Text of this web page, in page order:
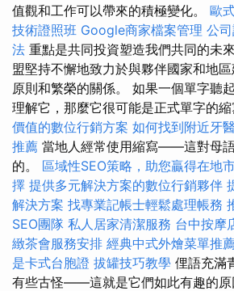
值觀和工作可以帶來的積極變化。 歐
技術證照班 Google商家檔案管理 公
法 重點是共同投資塑造我們共同的未
盟堅持不懈地致力於與夥伴國家和地
原則和繁榮的關係。 如果一個單字聽
理解它，那麼它很可能是正式單字的縮
價值的數位行銷方案 如何找到附近牙
推薦 當地人經常使用縮寫——這對母
的。 區域性SEO策略，助您贏得在地
擇 提供多元解決方案的數位行銷夥伴
解決方案 找專業記帳士輕鬆處理帳務
SEO團隊 私人居家清潔服務 台中按摩
緻茶會服務安排 經典中式外燴菜單推
是卡式台胞證 拔罐技巧教學 俚語充滿
有些古怪——這就是它們如此有趣的原